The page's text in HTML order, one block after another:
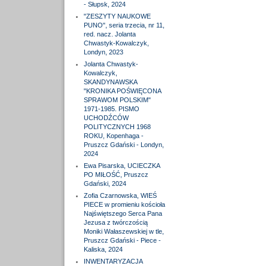
- Słupsk, 2024
"ZESZYTY NAUKOWE
PUNO", seria trzecia, nr 11,
red. nacz. Jolanta
Chwastyk-Kowalczyk,
Londyn, 2023
Jolanta Chwastyk-
Kowalczyk,
SKANDYNAWSKA
"KRONIKA POŚWIĘCONA
SPRAWOM POLSKIM"
1971-1985. PISMO
UCHODŹCÓW
POLITYCZNYCH 1968
ROKU, Kopenhaga -
Pruszcz Gdański - Londyn,
2024
Ewa Pisarska, UCIECZKA
PO MIŁOŚĆ, Pruszcz
Gdański, 2024
Zofia Czarnowska, WIEŚ
PIECE w promieniu kościoła
Najświętszego Serca Pana
Jezusa z twórczością
Moniki Wałaszewskiej w tle,
Pruszcz Gdański - Piece -
Kaliska, 2024
INWENTARYZACJA